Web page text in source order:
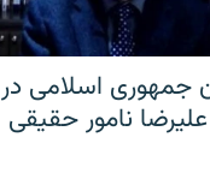
جمهوری اسلامی در
نامور حقیقی